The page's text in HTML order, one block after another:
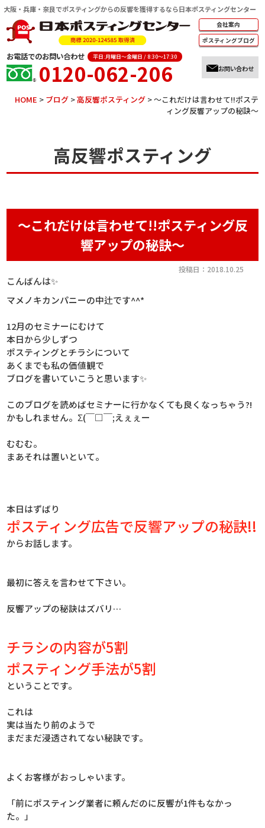
大阪・兵庫・奈良でポスティングからの反響を獲得するなら日本ポスティングセンター
会社案内
ポスティングブログ
お電話でのお問い合わせ 平日:月曜日～金曜日 / 8:30～17:30
0120-062-206 お問い合わせ
HOME > ブログ>高反響ポスティング>～これだけは言わせて!!ポステ
ィング反響アップの秘訣～
高反響ポスティング
～これだけは言わせて!!ポスティング反
響アップの秘訣～
投稿日：2018.10.25
こんばんは✨
マメノキカンパニーの中辻です^^*
12月のセミナーにむけて
本日から少しずつ
ポスティングとチラシについて
あくまでも私の価値観で
ブログを書いていこうと思います✨
このブログを読めばセミナーに行かなくても良くなっちゃう?!
かもしれません。Σ(￣□￣;えぇぇー
むむむ。
まあそれは置いといて。
本日はずばり
ポスティング広告で反響アップの秘訣!!
からお話します。
最初に答えを言わせて下さい。
反響アップの秘訣はズバリ…
チラシの内容が5割
ポスティング手法が5割
ということです。
これは
実は当たり前のようで
まだまだ浸透されてない秘訣です。
よくお客様がおっしゃいます。
「前にポスティング業者に頼んだのに反響が1件もなかっ
た。」